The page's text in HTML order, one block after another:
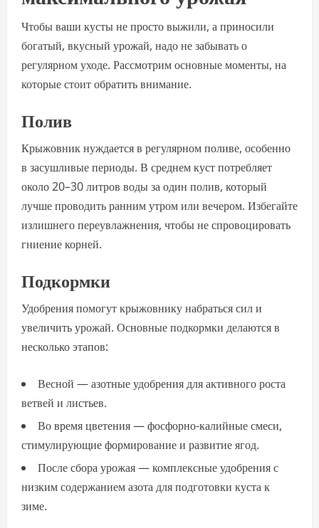
Чтобы ваши кусты не просто выжили, а приносили
богатый, вкусный урожай, надо не забывать о
регулярном уходе. Рассмотрим основные моменты, на
которые стоит обратить внимание.
Полив
Крыжовник нуждается в регулярном поливе, особенно
в засушливые периоды. В среднем куст потребляет
около 20–30 литров воды за один полив, который
лучше проводить ранним утром или вечером. Избегайте
излишнего переувлажнения, чтобы не спровоцировать
гниение корней.
Подкормки
Удобрения помогут крыжовнику набраться сил и
увеличить урожай. Основные подкормки делаются в
несколько этапов:
Весной — азотные удобрения для активного роста
ветвей и листьев.
Во время цветения — фосфорно-калийные смеси,
стимулирующие формирование и развитие ягод.
После сбора урожая — комплексные удобрения с
низким содержанием азота для подготовки куста к
зиме.